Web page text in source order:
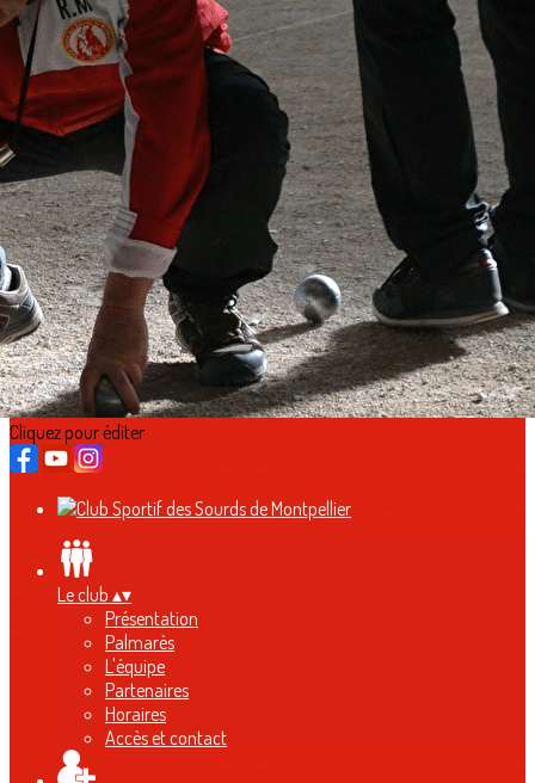
Exporter les lignes sélectionnées
Exporter toutes les colonnes
Exporter uniquement les colonnes affichées
Menu
<
>
Présentation
Palmarès
L'équipe
Partenaires
Horaires
Accès et contact
Ajoutez un logo, un bouton, des réseaux sociaux
Cliquez pour éditer
Le club ▴▾
Présentation
Palmarès
L'équipe
Partenaires
Horaires
Accès et contact